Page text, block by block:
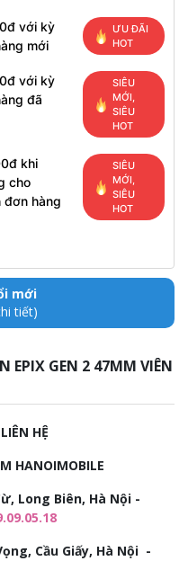
với kỳ
mới
ƯU ĐÃI
HOT
với kỳ
đã
SIÊU
MỚI,
SIÊU
HOT
khi
cho
đơn hàng
SIÊU
MỚI,
SIÊU
HOT
mới
tiết)
EPIX GEN 2 47MM VIÊN
HỆ
HANOIMOBILE
Long Biên, Hà Nội -
Cầu Giấy, Hà Nội -